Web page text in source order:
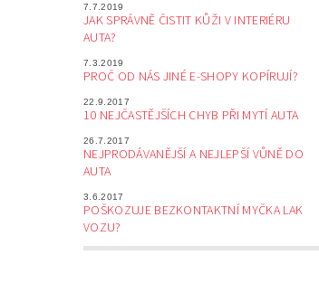
7.7.2019
JAK SPRÁVNĚ ČISTIT KŮŽI V INTERIÉRU
AUTA?
7.3.2019
PROČ OD NÁS JINÉ E-SHOPY KOPÍRUJÍ?
22.9.2017
10 NEJČASTĚJŠÍCH CHYB PŘI MYTÍ AUTA
26.7.2017
NEJPRODÁVANĚJŠÍ A NEJLEPŠÍ VŮNĚ DO
AUTA
3.6.2017
POŠKOZUJE BEZKONTAKTNÍ MYČKA LAK
VOZU?